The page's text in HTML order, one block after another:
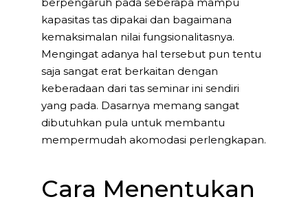
berpengaruh pada seberapa mampu
kapasitas tas dipakai dan bagaimana
kemaksimalan nilai fungsionalitasnya.
Mengingat adanya hal tersebut pun tentu
saja sangat erat berkaitan dengan
keberadaan dari tas seminar ini sendiri
yang pada. Dasarnya memang sangat
dibutuhkan pula untuk membantu
mempermudah akomodasi perlengkapan.
Cara Menentukan